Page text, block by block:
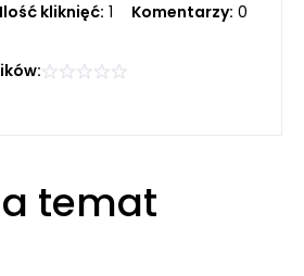
Ilość kliknięć: 1 Komentarzy: 0
temat